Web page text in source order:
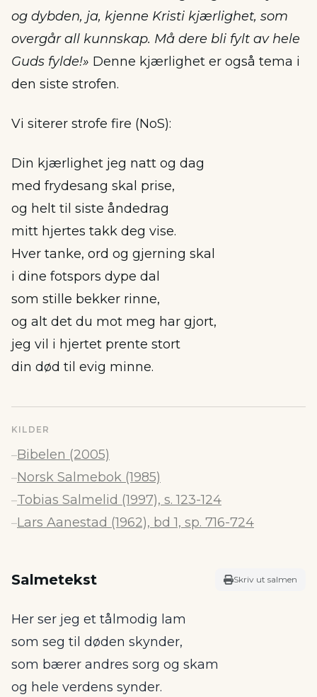
og dybden, ja, kjenne Kristi kjærlighet, som
overgår all kunnskap. Må dere bli fylt av hele
Guds fylde!» Denne kjærlighet er også tema i
den siste strofen.
Vi siterer strofe fire (NoS):
Din kjærlighet jeg natt og dag
med frydesang skal prise,
og helt til siste åndedrag
mitt hjertes takk deg vise.
Hver tanke, ord og gjerning skal
i dine fotspors dype dal
som stille bekker rinne,
og alt det du mot meg har gjort,
jeg vil i hjertet prente stort
din død til evig minne.
KILDER
–Bibelen (2005)
–Norsk Salmebok (1985)
–Tobias Salmelid (1997), s. 123-124
–Lars Aanestad (1962), bd 1, sp. 716-724
Salmetekst Skriv ut salmen
Her ser jeg et tålmodig lam
som seg til døden skynder,
som bærer andres sorg og skam
og hele verdens synder.